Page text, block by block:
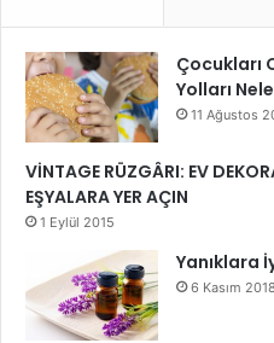
Çocukları
Yolları
11 Ağustos
VİNTAGE RÜZGÂRI: EV
EŞYALARA YER AÇIN
1 Eylül 2015
Yanıklara
6 Kasım 2018